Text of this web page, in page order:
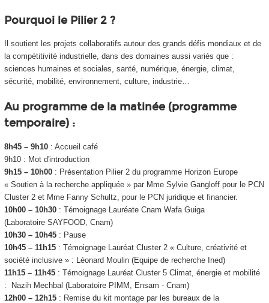
Pourquoi le Pilier 2 ?
Il soutient les projets collaboratifs autour des grands défis mondiaux et de
la compétitivité industrielle, dans des domaines aussi variés que :
sciences humaines et sociales, santé, numérique, énergie, climat,
sécurité, mobilité, environnement, culture, industrie…
Au programme de la matinée (programme
temporaire) :
8h45 – 9h10: Accueil café
9h10 : Mot d'introduction
9h15 – 10h00: Présentation Pilier 2 du programme Horizon Europe
« Soutien à la recherche appliquée » par Mme Sylvie Gangloff pour le PCN
Cluster 2 et Mme Fanny Schultz, pour le PCN juridique et financier.
10h00 – 10h30: Témoignage Lauréate Cnam Wafa Guiga
(Laboratoire SAYFOOD, Cnam)
10h30 – 10h45: Pause
10h45 – 11h15: Témoignage Lauréat Cluster 2 « Culture, créativité et
société inclusive » : Léonard Moulin (Equipe de recherche Ined)
11h15 – 11h45: Témoignage Lauréat Cluster 5 Climat, énergie et mobilité
: Nazih Mechbal (Laboratoire PIMM, Ensam - Cnam)
12h00 – 12h15: Remise du kit montage par les bureaux de la